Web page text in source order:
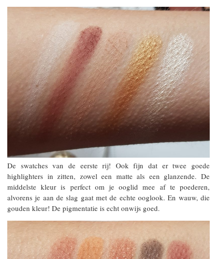
De swatches van de eerste rij! Ook fijn dat er twee goede
highlighters in zitten, zowel een matte als een glanzende. De
middelste kleur is perfect om je ooglid mee af te poederen,
alvorens je aan de slag gaat met de echte ooglook. En wauw, die
gouden kleur! De pigmentatie is echt onwijs goed.